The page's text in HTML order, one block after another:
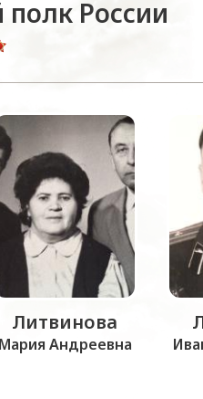
России
Литвинова
Мария Андреевна